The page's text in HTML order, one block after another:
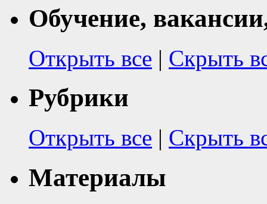
Обучение,
Открыть все | Скрыть
Рубрики
Открыть все | Скрыть
Материалы